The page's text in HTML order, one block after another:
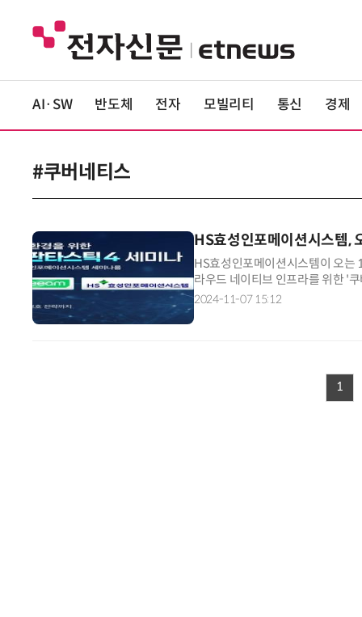
AI·SW 반도체 전자 모빌리티 통신 경제
#쿠버네티스
HS효성인포메이션시스템,
HS효성인포메이션시스템이 오는
라우드 네이티브 인프라를 위한 '
드 네이티브 인프라에 필요한 스
2024-11-07 15:12
1